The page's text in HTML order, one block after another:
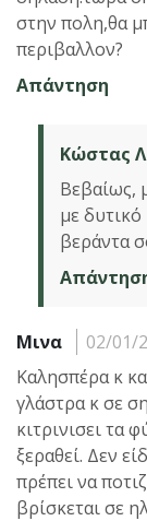
στην πολη,θα
περιβαλλον?
Απάντηση
Κώστας
Βεβαίως,
με
βεράντα
Μινα
02/01/
Καλησπέρα κ
γλάστρα κ σε
κιτρινισει τα
ξεραθεί. Δεν
πρέπει να
βρίσκεται σε